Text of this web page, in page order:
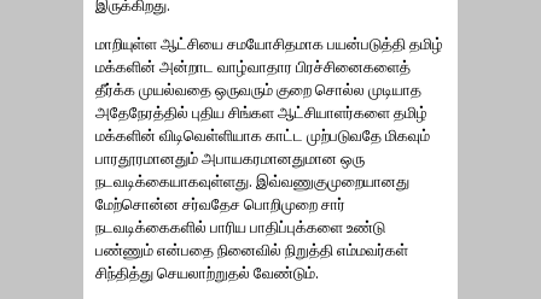
இருக்கிறது.
மாறியுள்ள ஆட்சியை சமயோசிதமாக பயன்படுத்தி தமிழ்
மக்களின் அன்றாட வாழ்வாதார பிரச்சினைகளைத்
தீர்க்க முயல்வதை ஒருவரும் குறை சொல்ல முடியாத
அதேநேரத்தில் புதிய சிங்கள ஆட்சியாளர்களை தமிழ்
மக்களின் விடிவெள்ளியாக காட்ட முற்படுவதே மிகவும்
பாரதூரமானதும் அபாயகரமானதுமான ஒரு
நடவடிக்கையாகவுள்ளது. இவ்வணுகுமுறையானது
மேற்சொன்ன சர்வதேச பொறிமுறை சார்
நடவடிக்கைகளில் பாரிய பாதிப்புக்களை உண்டு
பண்ணும் என்பதை நினைவில் நிறுத்தி எம்மவர்கள்
சிந்தித்து செயலாற்றுதல் வேண்டும்.